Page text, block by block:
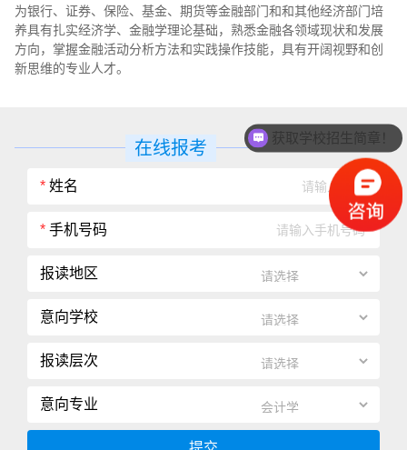
为银行、证券、保险、基金、期货等金融部门和和其他经济部门培
养具有扎实经济学、金融学理论基础，熟悉金融各领域现状和发展
方向，掌握金融活动分析方法和实践操作技能，具有开阔视野和创
新思维的专业人才。
在线报考
* 姓名
* 手机号码
报读地区
意向学校
报读层次
意向专业
获取学校招生简章！